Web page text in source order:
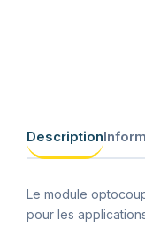
Description
Le module
pour les